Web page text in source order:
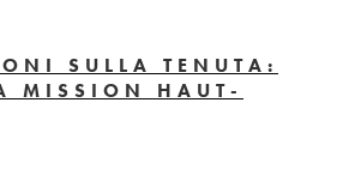
SULLA TENUTA:
MISSION HAUT-